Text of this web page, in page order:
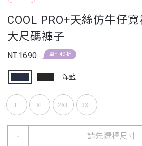
COOL PRO+天絲仿牛仔
大尺碼褲子
NT.1690 單件49折
深藍
L XL 2XL 3XL
請先選擇尺寸
-